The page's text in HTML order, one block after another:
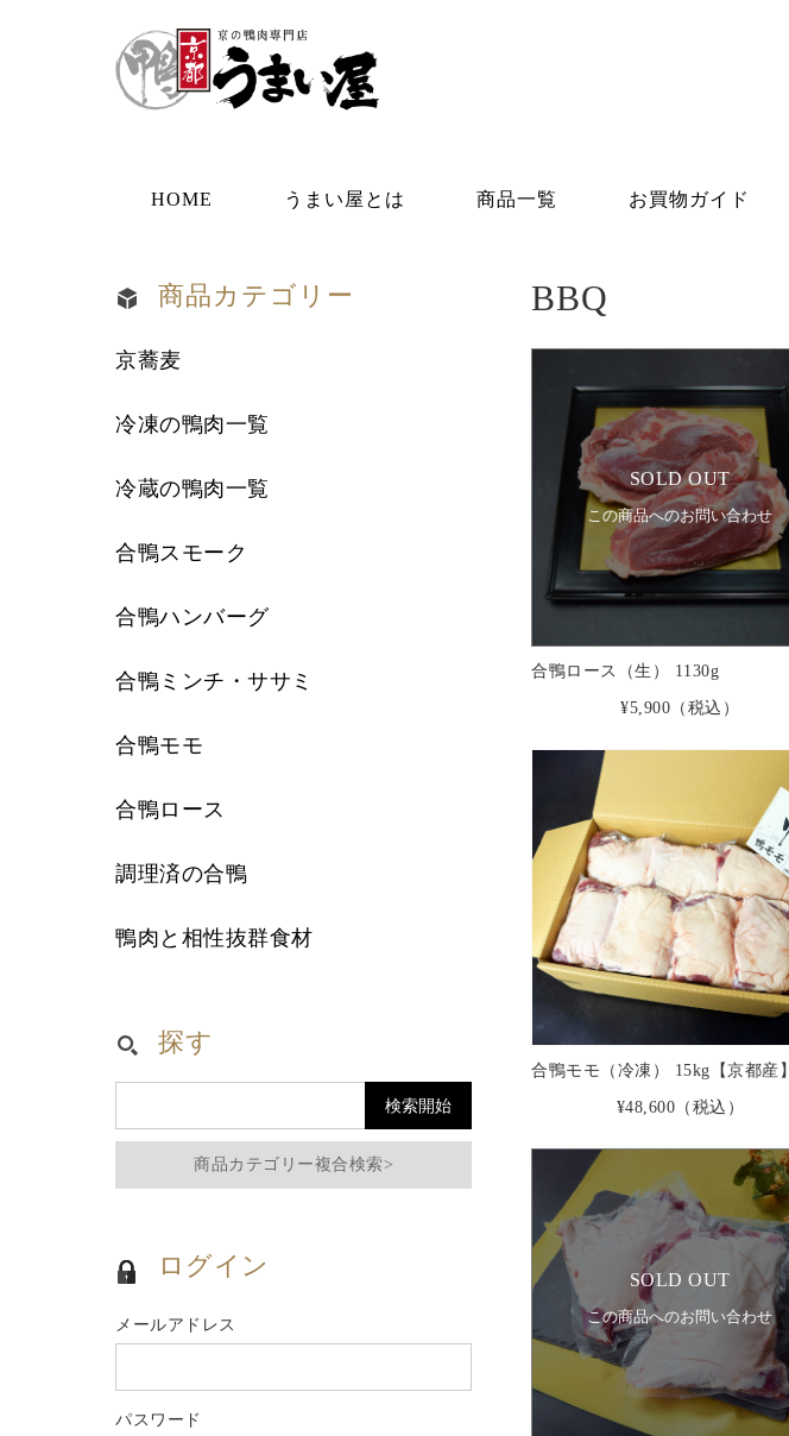
HOME うまい屋とは 商品一覧 お買物ガイド
BBQ
SOLD OUT
この商品へのお問い合わせ
合鴨ロース（生） 1130g
¥5,900 （税込）
合鴨モモ（冷凍） 15kg【京都産】
¥48,600 （税込）
SOLD OUT
この商品へのお問い合わせ
商品カテゴリー
京蕎麦
冷凍の鴨肉一覧
冷蔵の鴨肉一覧
合鴨スモーク
合鴨ハンバーグ
合鴨ミンチ・ササミ
合鴨モモ
合鴨ロース
調理済の合鴨
鴨肉と相性抜群食材
探す
商品カテゴリー複合検索>
ログイン
メールアドレス
パスワード